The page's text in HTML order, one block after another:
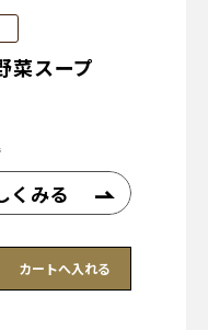
菜スープ
くみる
カートへ入れる